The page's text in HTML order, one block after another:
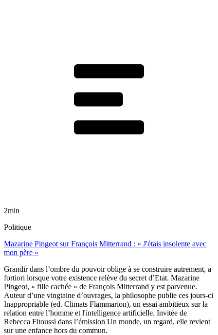
2min
Politique
Mazarine Pingeot sur François Mitterrand : « J'étais insolente avec
mon père »
Grandir dans l’ombre du pouvoir oblige à se construire autrement, a
fortiori lorsque votre existence relève du secret d’Etat. Mazarine
Pingeot, « fille cachée » de François Mitterrand y est parvenue.
Auteur d’une vingtaine d’ouvrages, la philosophe publie ces jours-ci
Inappropriable (ed. Climats Flammarion), un essai ambitieux sur la
relation entre l’homme et l'intelligence artificielle. Invitée de
Rebecca Fitoussi dans l’émission Un monde, un regard, elle revient
sur une enfance hors du commun.